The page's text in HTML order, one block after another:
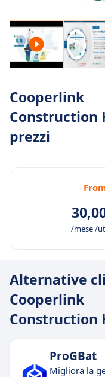
Cooperlink
Construction
prezzi
/mese /
Alternative
Cooperlink
Construction
ProGBat
Migliora la